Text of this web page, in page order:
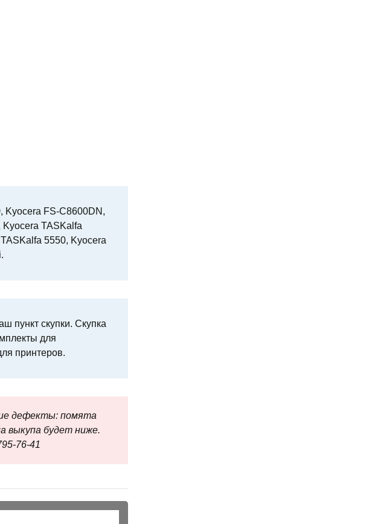
Kyocera FS-C8600DN,
TASKalfa
5550, Kyocera
пункт скупки. Скупка
для
принтеров.
дефекты: помята
выкупа будет ниже.
76-41